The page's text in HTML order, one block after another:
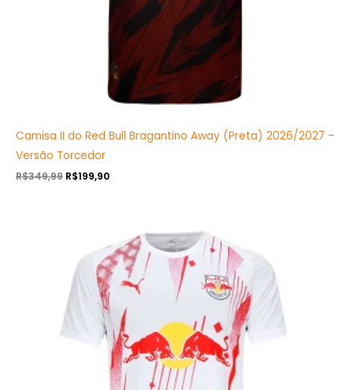
Camisa II do Red Bull Bragantino Away (Preta) 2026/2027 –
Versão Torcedor
R$349,99 R$199,90
original
era:
R$349,99.
preço
atual
é:
R$199,90.